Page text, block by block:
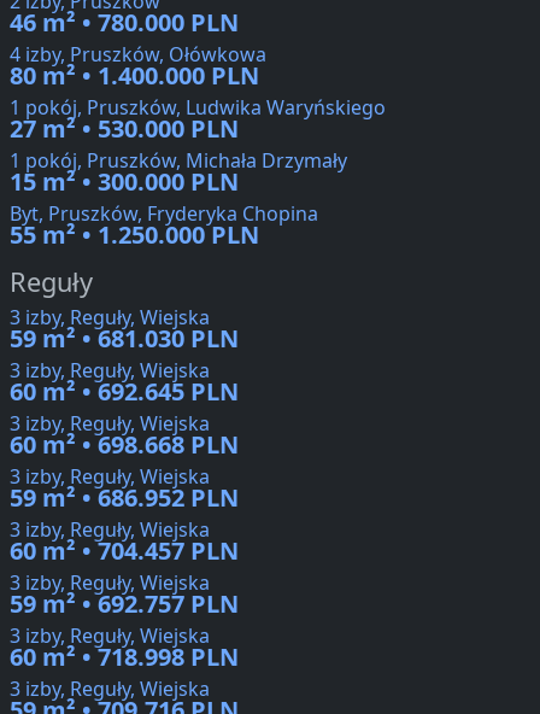
46 m² • 780.000 PLN
4 izby, Pruszków, Ołówkowa
80 m² • 1.400.000 PLN
1 pokój, Pruszków, Ludwika Waryńskiego
27 m² • 530.000 PLN
1 pokój, Pruszków, Michała Drzymały
15 m² • 300.000 PLN
Byt, Pruszków, Fryderyka Chopina
55 m² • 1.250.000 PLN
Reguły
3 izby, Reguły, Wiejska
59 m² • 681.030 PLN
3 izby, Reguły, Wiejska
60 m² • 692.645 PLN
3 izby, Reguły, Wiejska
60 m² • 698.668 PLN
3 izby, Reguły, Wiejska
59 m² • 686.952 PLN
3 izby, Reguły, Wiejska
60 m² • 704.457 PLN
3 izby, Reguły, Wiejska
59 m² • 692.757 PLN
3 izby, Reguły, Wiejska
60 m² • 718.998 PLN
3 izby, Reguły, Wiejska